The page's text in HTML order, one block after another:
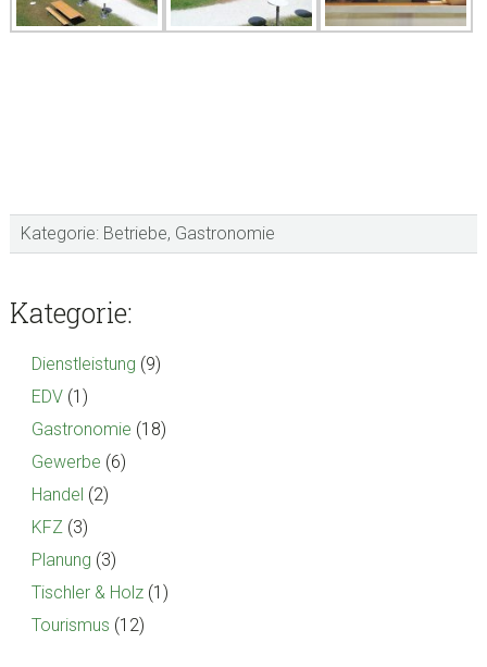
Kategorie: Betriebe, Gastronomie
sidebar
Blog
Kategorie:
Dienstleistung (9)
EDV(1)
Gastronomie (18)
Gewerbe (6)
Handel (2)
KFZ(3)
Planung (3)
Tischler & Holz(1)
Tourismus (12)